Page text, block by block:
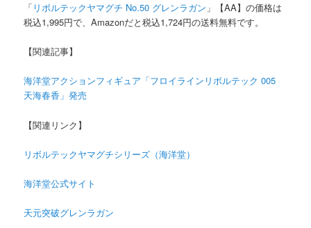
「 リボルテックヤマグチ No.50 グレンラガン 」【AA】の価格は
税込1,995円で、Amazonだと税込1,724円の送料無料です。
【関連記事】
海洋堂アクションフィギュア「フロイラインリボルテック 005
天海春香」発売
【関連リンク】
リボルテックヤマグチシリーズ（海洋堂）
海洋堂公式サイト
天元突破グレンラガン